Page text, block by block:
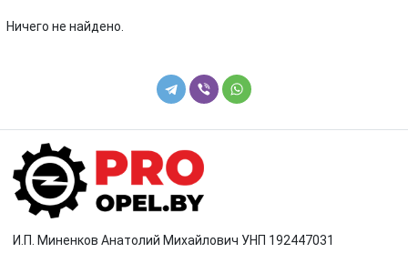
Ничего не найдено.
И.П. Миненков Анатолий Михайлович УНП 192447031